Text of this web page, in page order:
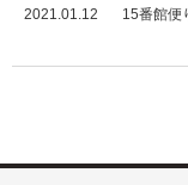
2021.01.12 15番館便